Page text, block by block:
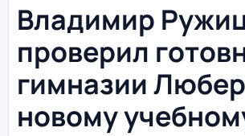
Владимир
проверил
гимназии
новому